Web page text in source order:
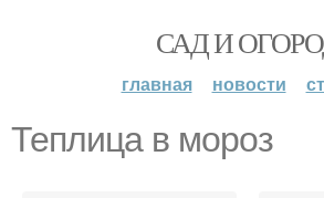
САД И
главная новости
Теплица в мороз